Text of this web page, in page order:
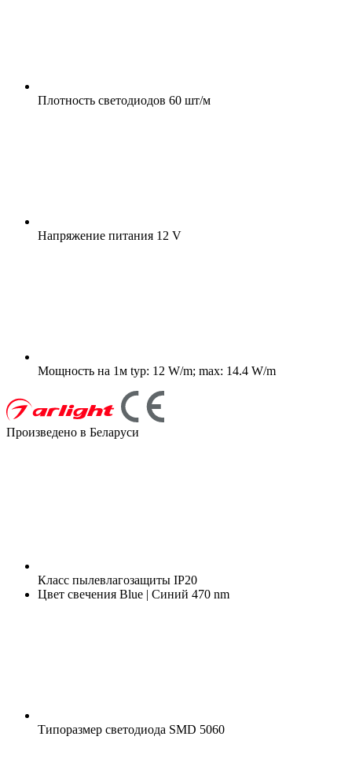
Плотность светодиодов 60 шт/м
Напряжение питания 12 V
Мощность на 1м typ: 12 W/m; max: 14.4 W/m
Произведено в Беларуси
Класс пылевлагозащиты IP20
Цвет свечения Blue | Синий 470 nm
Типоразмер светодиода SMD 5060